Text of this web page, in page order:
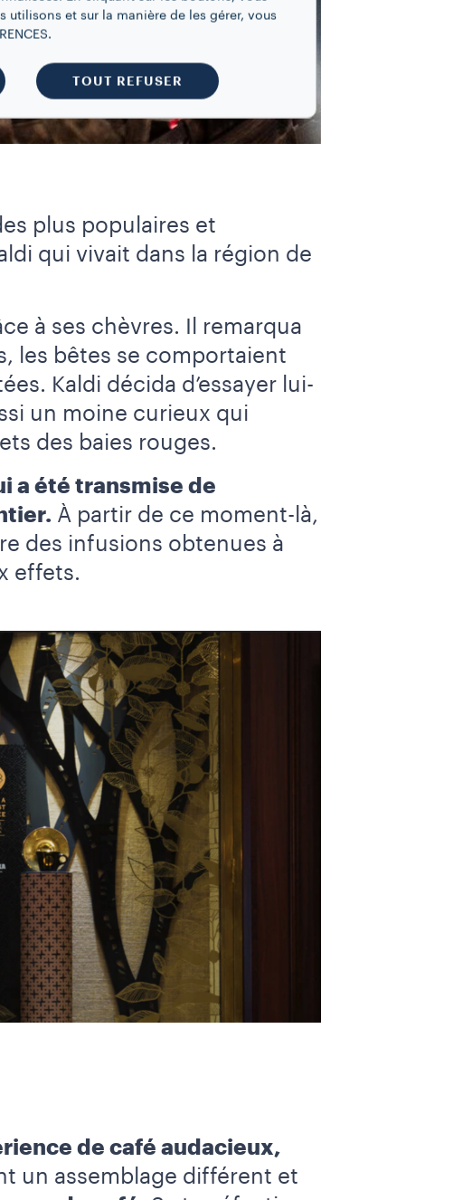
plus populaires et
qui vivait dans la région de
à ses chèvres. Il remarqua
les bêtes se comportaient
Kaldi décida d’essayer lui-
un moine curieux qui
des baies rouges.
a été transmise de
À partir de ce moment-là,
des infusions obtenues à
effets.
de café audacieux,
un assemblage différent et
utilisons et sur la manière de les gérer, vous
TOUT REFUSER